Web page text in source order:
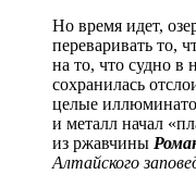
Но время идет,
переваривать то,
на то, что судно в
сохранилась
целые
и металл начал
из ржавчины
Алтайского